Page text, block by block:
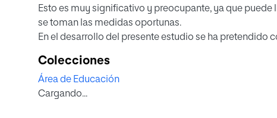
Esto es muy significativo y preocupante, ya que
se toman las medidas oportunas.
En el desarrollo del presente estudio se ha pretendido
concretamente del alumnado del tercer nivel del
seleccionó a 30 niños/as de un colegio público de
experimental, correlacional y de carácter descriptiva.
Colecciones
Área de Educación
Cargando...